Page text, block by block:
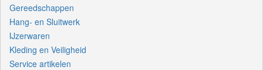
Gereedschappen
Hang- en Sluitwerk
IJzerwaren
Kleding en Veiligheid
Service artikelen